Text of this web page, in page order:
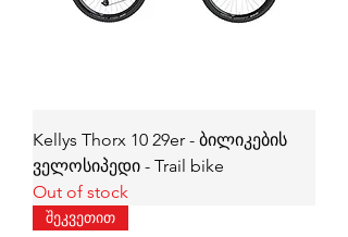
Kellys Thorx 10 29er - ბილიკების
ველოსიპედი - Trail bike
Out of stock
შეკვეთით